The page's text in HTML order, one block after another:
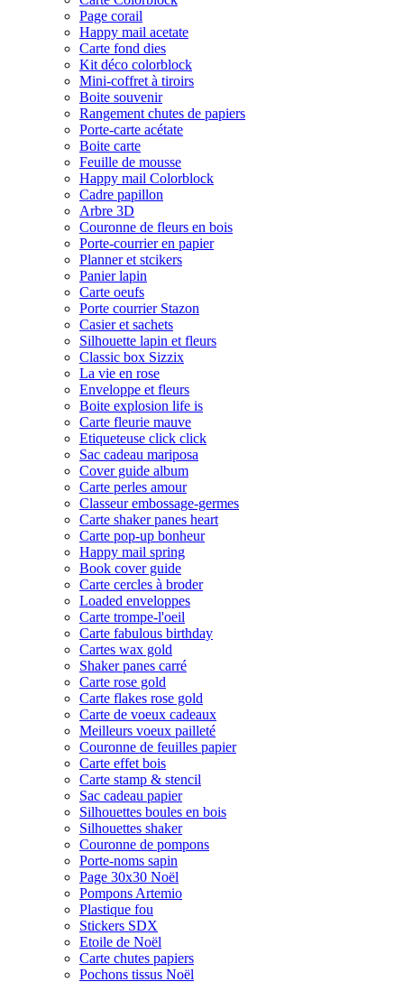
Page corail
Happy mail acetate
Carte fond dies
Kit déco colorblock
Mini-coffret à tiroirs
Boite souvenir
Rangement chutes de papiers
Porte-carte acétate
Boite carte
Feuille de mousse
Happy mail Colorblock
Cadre papillon
Arbre 3D
Couronne de fleurs en bois
Porte-courrier en papier
Planner et stcikers
Panier lapin
Carte oeufs
Porte courrier Stazon
Casier et sachets
Silhouette lapin et fleurs
Classic box Sizzix
La vie en rose
Enveloppe et fleurs
Boite explosion life is
Carte fleurie mauve
Etiqueteuse click click
Sac cadeau mariposa
Cover guide album
Carte perles amour
Classeur embossage-germes
Carte shaker panes heart
Carte pop-up bonheur
Happy mail spring
Book cover guide
Carte cercles à broder
Loaded enveloppes
Carte trompe-l'oeil
Carte fabulous birthday
Cartes wax gold
Shaker panes carré
Carte rose gold
Carte flakes rose gold
Carte de voeux cadeaux
Meilleurs voeux pailleté
Couronne de feuilles papier
Carte effet bois
Carte stamp & stencil
Sac cadeau papier
Silhouettes boules en bois
Silhouettes shaker
Couronne de pompons
Porte-noms sapin
Page 30x30 Noël
Pompons Artemio
Plastique fou
Stickers SDX
Etoile de Noël
Carte chutes papiers
Pochons tissus Noël